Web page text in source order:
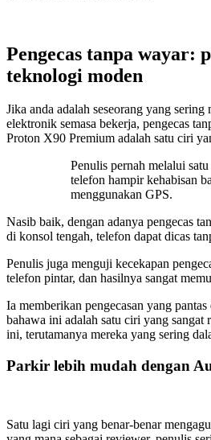
Pengecas tanpa wayar:
teknologi moden
Jika anda adalah seseorang yang
elektronik semasa bekerja, pengecas
Proton X90 Premium adalah satu ciri
Penulis pernah melalui
telefon hampir kehabisan
menggunakan GPS.
Nasib baik, dengan adanya pengecas
di konsol tengah, telefon dapat dicas
Penulis juga menguji kecekapan
telefon pintar, dan hasilnya sangat
Ia memberikan pengecasan yang
bahawa ini adalah satu ciri yang sangat
ini, terutamanya mereka yang sering
Parkir lebih mudah dengan
Satu lagi ciri yang benar-benar